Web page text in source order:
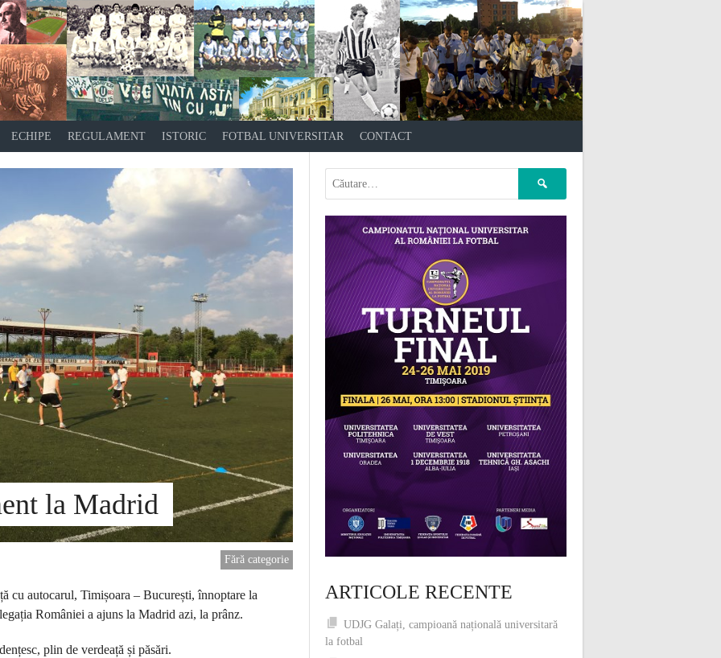
ECHIPE REGULAMENT ISTORIC FOTBAL UNIVERSITAR CONTACT
la Madrid
Fără categorie
cu autocarul, Timișoara – București, înnoptare la
României a ajuns la Madrid azi, la prânz.
plin de verdeață și păsări.
ARTICOLE RECENTE
UDJG Galați, campioană națională universitară
la fotbal